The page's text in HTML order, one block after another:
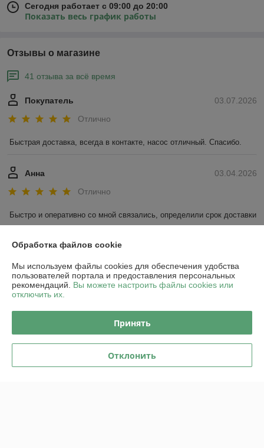
Сегодня работает с 09:00 до 20:00
Показать весь график работы
Отзывы о магазине
41 отзыва за всё время
03.07.2026
Покупатель
Отлично
Быстрая доставка, всегда в контакте, насос отличный. Спасибо.
03.04.2026
Анна
Отлично
Быстро и оперативно со мной связались, определили срок доставки
и вовремя все доставили в магазин .
Показать все отзывы
О нас
Доставка и оплата
Обработка файлов cookie
Мы используем файлы cookies для обеспечения удобства
пользователей портала и предоставления персональных
рекомендаций. Вы можете настроить файлы cookies или
отключить их.
Принять
Отклонить